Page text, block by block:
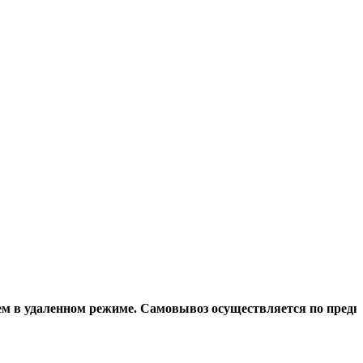
режиме. Самовывоз осуществляется по